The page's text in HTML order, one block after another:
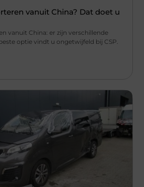
vanuit China? Dat doet u
vanuit China: er zijn verschillende
optie vindt u ongetwijfeld bij CSP.